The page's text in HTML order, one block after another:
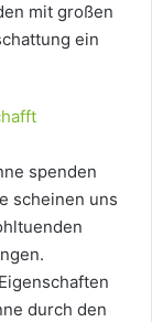
mit großen
ein
spenden
scheinen uns
durch den